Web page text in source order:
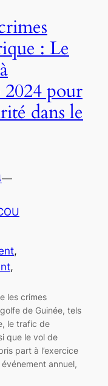
: Le
pour
dans le
—
les crimes
de Guinée, tels
le trafic de
que le vol de
part à l’exercice
annuel,